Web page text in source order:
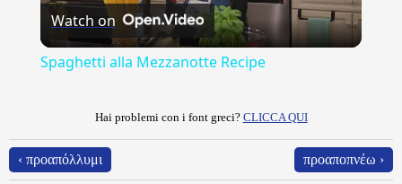
Video
Watch on
Spaghetti alla Mezzanotte Recipe
Hai problemi con i font greci? CLICCA QUI
‹ προαπόλλυμι προαποπνέω ›